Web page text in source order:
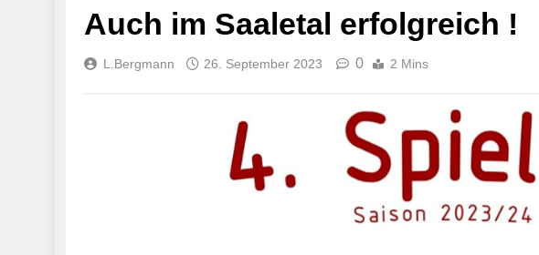
Auch im Saaletal erfolgreich !
L.Bergmann 26. September 2023 0 2 Mins